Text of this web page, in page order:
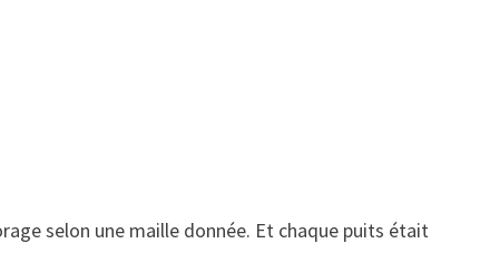
selon une maille donnée. Et chaque puits était